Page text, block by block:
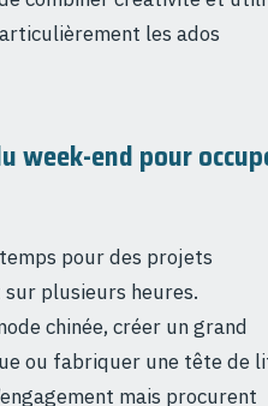
les ados
week-end pour
pour des projets
plusieurs heures.
chinée, créer un grand
ou fabriquer une tête de
mais procurent